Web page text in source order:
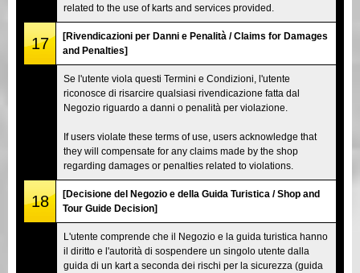
related to the use of karts and services provided.
17
[Rivendicazioni per Danni e Penalità / Claims for Damages
and Penalties]
Se l'utente viola questi Termini e Condizioni, l'utente
riconosce di risarcire qualsiasi rivendicazione fatta dal
Negozio riguardo a danni o penalità per violazione.
If users violate these terms of use, users acknowledge that
they will compensate for any claims made by the shop
regarding damages or penalties related to violations.
18
[Decisione del Negozio e della Guida Turistica / Shop and
Tour Guide Decision]
L'utente comprende che il Negozio e la guida turistica hanno
il diritto e l'autorità di sospendere un singolo utente dalla
guida di un kart a seconda dei rischi per la sicurezza (guida